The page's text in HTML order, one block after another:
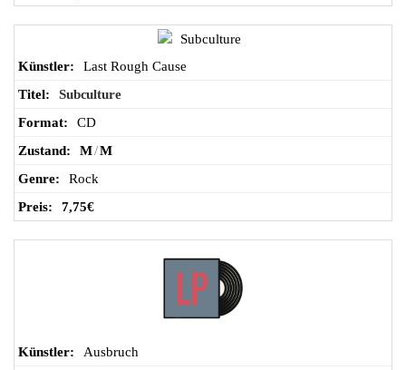
Last Rough Cause
Subculture
CD
M/M
Rock
7,75€
Ausbruch